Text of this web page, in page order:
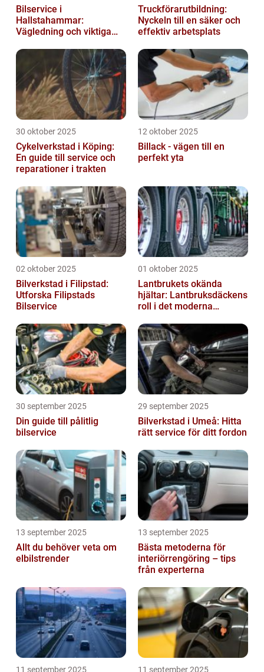
Bilservice i
Hallstahammar:
Vägledning och viktiga
Truckförarutbildning:
Nyckeln till en säker och
effektiv arbetsplats
30 oktober 2025
Cykelverkstad i Köping:
En guide till service och
reparationer i trakten
12 oktober 2025
Billack - vägen till en
perfekt yta
02 oktober 2025
Bilverkstad i Filipstad:
Utforska Filipstads
Bilservice
01 oktober 2025
Lantbrukets okända
hjältar: Lantbruksdäckens
roll i det moderna
30 september 2025
Din guide till pålitlig
bilservice
29 september 2025
Bilverkstad i Umeå: Hitta
rätt service för ditt fordon
13 september 2025
Allt du behöver veta om
elbilstrender
13 september 2025
Bästa metoderna för
interiörrengöring – tips
från experterna
11 september 2025 11 september 2025